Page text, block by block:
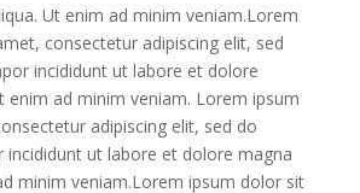
Ut enim ad minim veniam.Lorem
consectetur adipiscing elit, sed
incididunt ut labore et dolore
enim ad minim veniam. Lorem ipsum
adipiscing elit, sed do
incididunt ut labore et dolore magna
minim veniam.Lorem ipsum dolor sit